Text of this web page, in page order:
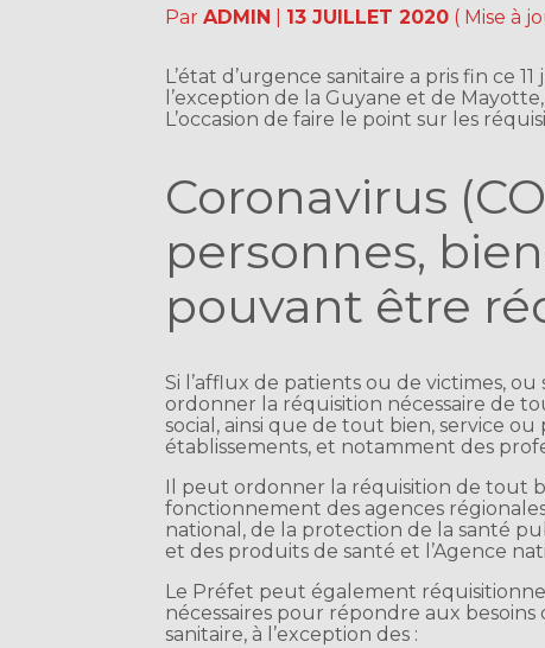
ParADMIN 13 JUILLET 2020 ( Mise à
L’état d’urgence sanitaire a pris fin ce
l’exception de la Guyane et de
L’occasion de faire le point sur les
Coronavirus
personnes,
pouvant être
Si l’afflux de patients ou de victimes,
ordonner la réquisition nécessaire de
social, ainsi que de tout bien, service
établissements, et notamment des
Il peut ordonner la réquisition de tout
fonctionnement des agences
national, de la protection de la santé
et des produits de santé et l’Agence
Le Préfet peut également
nécessaires pour répondre aux
sanitaire, à l’exception des :